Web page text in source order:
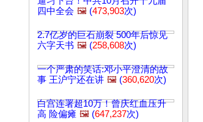
四中全会 🖼️ (473,903次)
2.7亿岁的巨石崩裂 500年后惊见
六字天书 🖼️ (258,608次)
一个严肃的笑话:邓小平澄清的故
事 王沪宁还在讲 🖼️ (360,620次)
白宫连署超10万！曾庆红血压升
高 险偏瘫 🖼️ (647,237次)